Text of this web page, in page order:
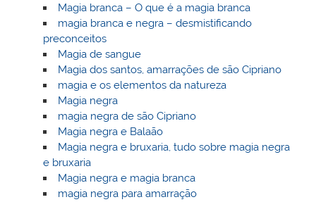
Magia branca – O que é a magia branca
magia branca e negra – desmistificando
preconceitos
Magia de sangue
Magia dos santos, amarrações de são Cipriano
magia e os elementos da natureza
Magia negra
magia negra de são Cipriano
Magia negra e Balaão
Magia negra e bruxaria, tudo sobre magia negra
e bruxaria
Magia negra e magia branca
magia negra para amarração